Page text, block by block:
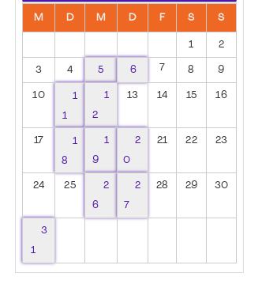
M D M D F S S
1 2
3 4 5 6 7 8 9
10
1
1
1
2
13 14 15 16
17
1
8
1
9
2
0
21 22 23
24 25
2
6
2
7
28 29 30
3
1